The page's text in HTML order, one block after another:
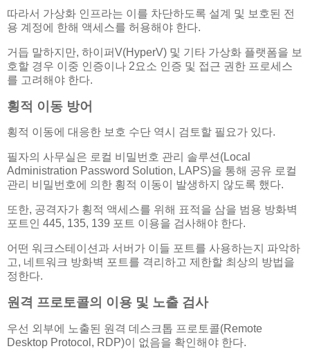
따라서 가상화 인프라는 이를 차단하도록 설계 및 보호된 전
용 계정에 한해 액세스를 허용해야 한다.
거듭 말하지만, 하이퍼V(HyperV) 및 기타 가상화 플랫폼을 보
호할 경우 이중 인증이나 2요소 인증 및 접근 권한 프로세스
를 고려해야 한다.
횡적 이동 방어
횡적 이동에 대응한 보호 수단 역시 검토할 필요가 있다.
필자의 사무실은 로컬 비밀번호 관리 솔루션(Local
Administration Password Solution, LAPS)을 통해 공유 로컬
관리 비밀번호에 의한 횡적 이동이 발생하지 않도록 했다.
또한, 공격자가 횡적 액세스를 위해 표적을 삼을 범용 방화벽
포트인 445, 135, 139 포트 이용을 검사해야 한다.
어떤 워크스테이션과 서버가 이들 포트를 사용하는지 파악하
고, 네트워크 방화벽 포트를 격리하고 제한할 최상의 방법을
정한다.
원격 프로토콜의 이용 및 노출 검사
우선 외부에 노출된 원격 데스크톱 프로토콜(Remote
Desktop Protocol, RDP)이 없음을 확인해야 한다.